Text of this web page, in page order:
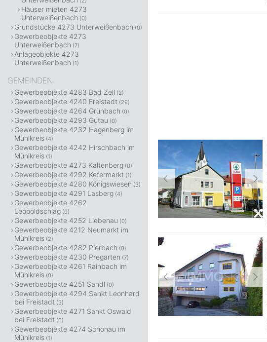
Häuser mieten 4273
Unterweißenbach (0)
Grundstücke 4273 Unterweißenbach (0)
Gewerbeobjekte 4273
Unterweißenbach (7)
Anlageobjekte 4273
Unterweißenbach (1)
GEMEINDEN
Gewerbeobjekte 4283 Bad Zell (2)
Gewerbeobjekte 4240 Freistadt (29)
Gewerbeobjekte 4264 Grünbach (0)
Gewerbeobjekte 4293 Gutau (0)
Gewerbeobjekte 4232 Hagenberg im
Mühlkreis (4)
Gewerbeobjekte 4242 Hirschbach im
Mühlkreis (1)
Gewerbeobjekte 4273 Kaltenberg (0)
Gewerbeobjekte 4292 Kefermarkt (1)
Gewerbeobjekte 4280 Königswiesen (3)
Gewerbeobjekte 4291 Lasberg (4)
Gewerbeobjekte 4262
Leopoldschlag (0)
Gewerbeobjekte 4252 Liebenau (0)
Gewerbeobjekte 4212 Neumarkt im
Mühlkreis (2)
Gewerbeobjekte 4282 Pierbach (0)
Gewerbeobjekte 4230 Pregarten (7)
Gewerbeobjekte 4261 Rainbach im
Mühlkreis (0)
Gewerbeobjekte 4251 Sandl (0)
Gewerbeobjekte 4294 Sankt Leonhard
bei Freistadt (3)
Gewerbeobjekte 4271 Sankt Oswald
bei Freistadt (0)
Gewerbeobjekte 4274 Schönau im
Mühlkreis (1)